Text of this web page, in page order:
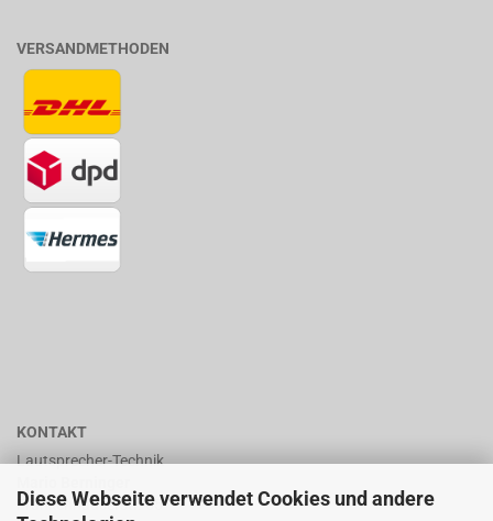
Diese Webseite verwendet Cookies und andere
VERSANDMETHODEN
KONTAKT
Lautsprecher-Technik
Frankenhäuserstr. 65